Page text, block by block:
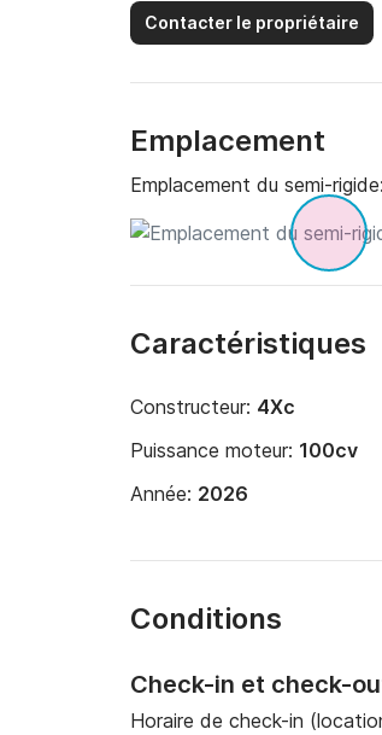
Contacter le propriétaire
Emplacement
Emplacement du semi-rigide:
Caractéristiques
Constructeur: 4Xc
Puissance moteur: 100cv
Année: 2026
Conditions
Check-in et check-
Horaire de check-in